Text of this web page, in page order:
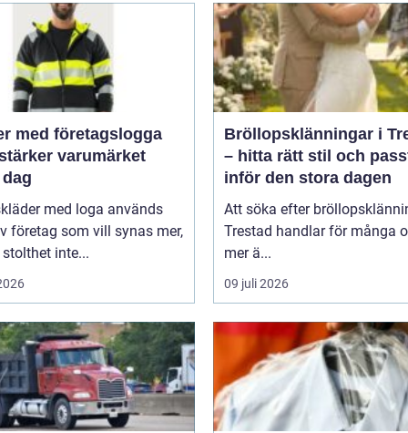
med företagslogga
varumärket
med loga används
företag som vill synas mer,
inte...
Bröllopsklänningar i
– hitta rätt stil och
inför den stora dagen
Att söka efter
Trestad handlar för många
mer ä...
09 juli 2026